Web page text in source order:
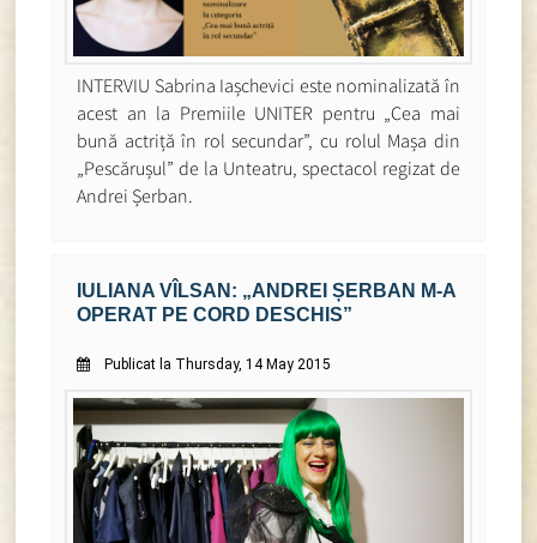
INTERVIU Sabrina Iașchevici este nominalizată în
acest an la Premiile UNITER pentru „Cea mai
bună actriță în rol secundar”, cu rolul Mașa din
„Pescărușul” de la Unteatru, spectacol regizat de
Andrei Șerban.
IULIANA VÎLSAN: „ANDREI ȘERBAN M-A
OPERAT PE CORD DESCHIS”
Publicat la Thursday, 14 May 2015